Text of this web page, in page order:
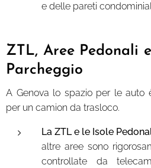
e delle pareti
ZTL, Aree Pedonali
Parcheggio
A Genova lo spazio per le auto
per un camion da trasloco.
La ZTL e le Isole
altre aree sono
controllate da